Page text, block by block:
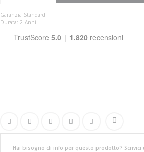
Garanzia Standard
Durata: 2 Anni
Hai bisogno di info per questo prodotto? Scrivici